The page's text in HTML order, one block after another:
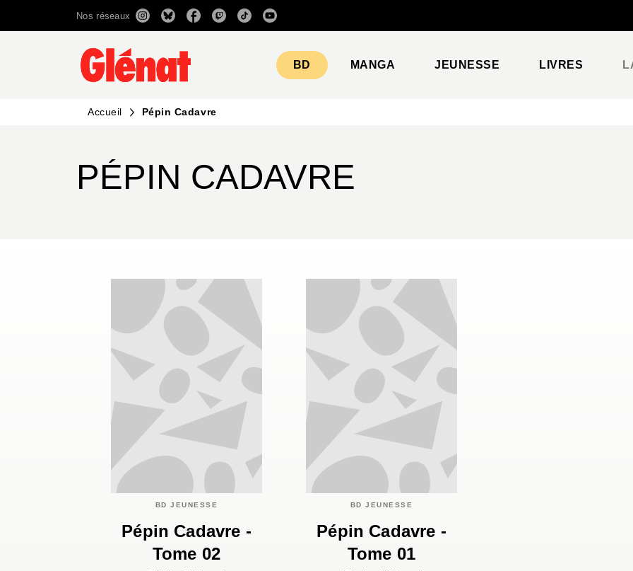
RECHERCHE CONTENU
Nos réseaux
BD MANGA JEUNESSE LIVRES
Accueil Pépin Cadavre
PÉPIN CADAVRE
BD JEUNESSE
Pépin Cadavre -
Tome 02
BD JEUNESSE
Pépin Cadavre -
Tome 01